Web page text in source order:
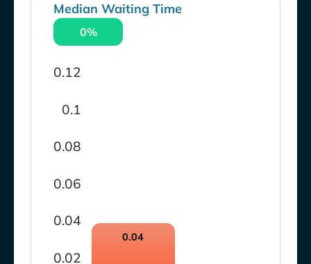
Median Waiting Time
0%
0.02
0.04
0.06
0.08
0.1
0.12
0.04